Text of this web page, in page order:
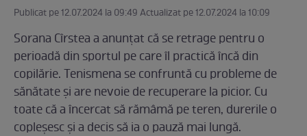
Publicat pe 12.07.2024 la 09:49 Actualizat pe 12.07.2024 la 10:09
Sorana Cîrstea a anunțat că se retrage pentru o
perioadă din sportul pe care îl practică încă din
copilărie. Tenismena se confruntă cu probleme de
sănătate și are nevoie de recuperare la picior. Cu
toate că a încercat să rămâmă pe teren, durerile o
copleșesc și a decis să ia o pauză mai lungă.